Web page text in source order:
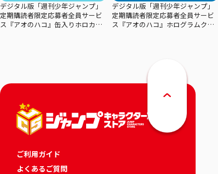
デジタル版「週刊少年ジャンプ」
定期購読者限定応募者全員サービ
ス『アオのハコ』缶入りホロカー
デジタル版「週刊少年ジャンプ」
定期購読者限定応募者全員サービ
ス『アオのハコ』ホログラムクリ
ご利用ガイド
よくあるご質問